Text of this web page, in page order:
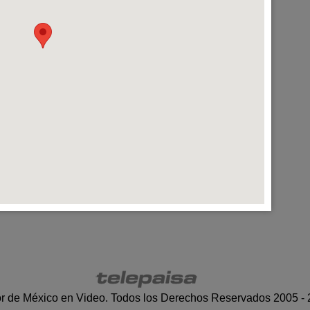
de México en Video. Todos los Derechos Reservados 2005 -